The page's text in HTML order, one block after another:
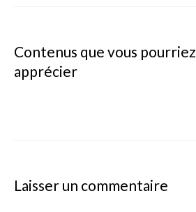
Contenus que vous pourriez
apprécier
Laisser un commentaire